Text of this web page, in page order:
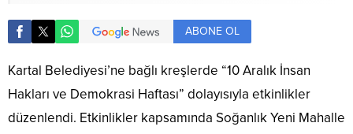
ABONE OL
Kartal Belediyesi’ne bağlı kreşlerde “10 Aralık İnsan
Hakları ve Demokrasi Haftası” dolayısıyla etkinlikler
düzenlendi. Etkinlikler kapsamında Soğanlık Yeni Mahalle